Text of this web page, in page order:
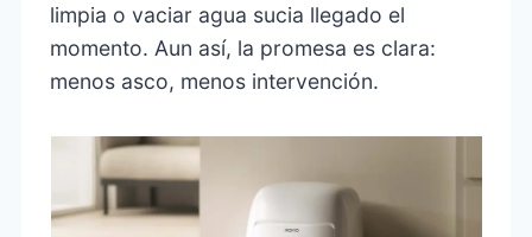
limpia o vaciar agua sucia llegado el
momento. Aun así, la promesa es clara:
menos asco, menos intervención.